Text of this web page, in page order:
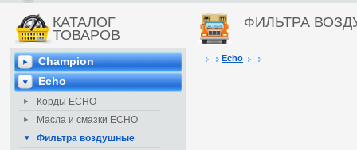
КАТАЛОГ
ТОВАРОВ
Champion
Echo
Корды ECHO
Масла и смазки ECHO
Фильтра воздушные
ФИЛЬТРА
Echo